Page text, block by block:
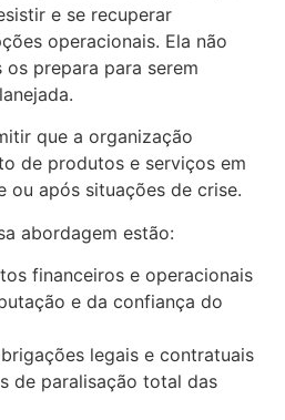
e se recuperar
operacionais. Ela não
prepara para serem
que a organização
de produtos e serviços em
ou após situações de crise.
abordagem estão:
financeiros e operacionais
e da confiança do
legais e contratuais
de paralisação total das